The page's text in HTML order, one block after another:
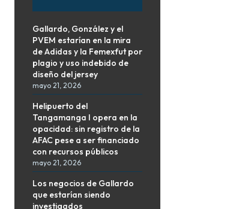
Gallardo, González y el
PVEM estarían en la mira
de Adidas y la Femexfut por
plagio y uso indebido de
diseño del jersey
mayo 21, 2026
Helipuerto del
Tangamanga I opera en la
opacidad: sin registro de la
AFAC pese a ser financiado
con recursos públicos
mayo 21, 2026
Los negocios de Gallardo
que estarían siendo
investigados